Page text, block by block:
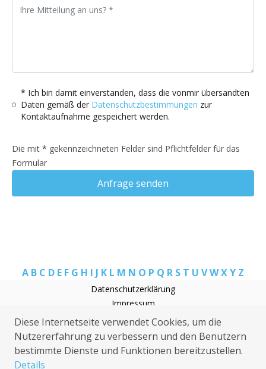
* Ich bin damit einverstanden, dass die vonmir übersandten
Daten gemäß der Datenschutzbestimmungen zur
Kontaktaufnahme gespeichert werden.
Die mit * gekennzeichneten Felder sind Pflichtfelder für das
Formular
Anfrage senden
A B C D E F G H I J K L M N O P Q R S T U VWXY Z
Datenschutzerklärung
Impressum
Rohrreinigung Heideblick Waltersdorf
Heizungsnotdienst Heideblick Waltersdorf
Klempner Heideblick Waltersdorf
Diese Internetseite verwendet Cookies, um die
Nutzererfahrung zu verbessern und den Benutzern
bestimmte Dienste und Funktionen bereitzustellen.
Details